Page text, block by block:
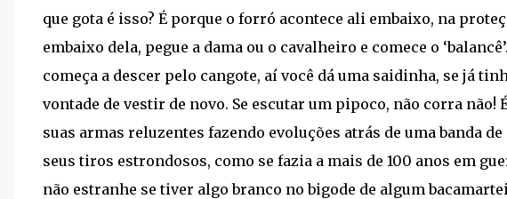
que gota é isso? É porque o forró acontece ali embaixo, na
embaixo dela, pegue a dama ou o cavalheiro e comece o
começa a descer pelo cangote, aí você dá uma saidinha, se já
vontade de vestir de novo. Se escutar um pipoco, não corra não!
suas armas reluzentes fazendo evoluções atrás de uma banda
seus tiros estrondosos, como se fazia a mais de 100 anos em
não estranhe se tiver algo branco no bigode de algum